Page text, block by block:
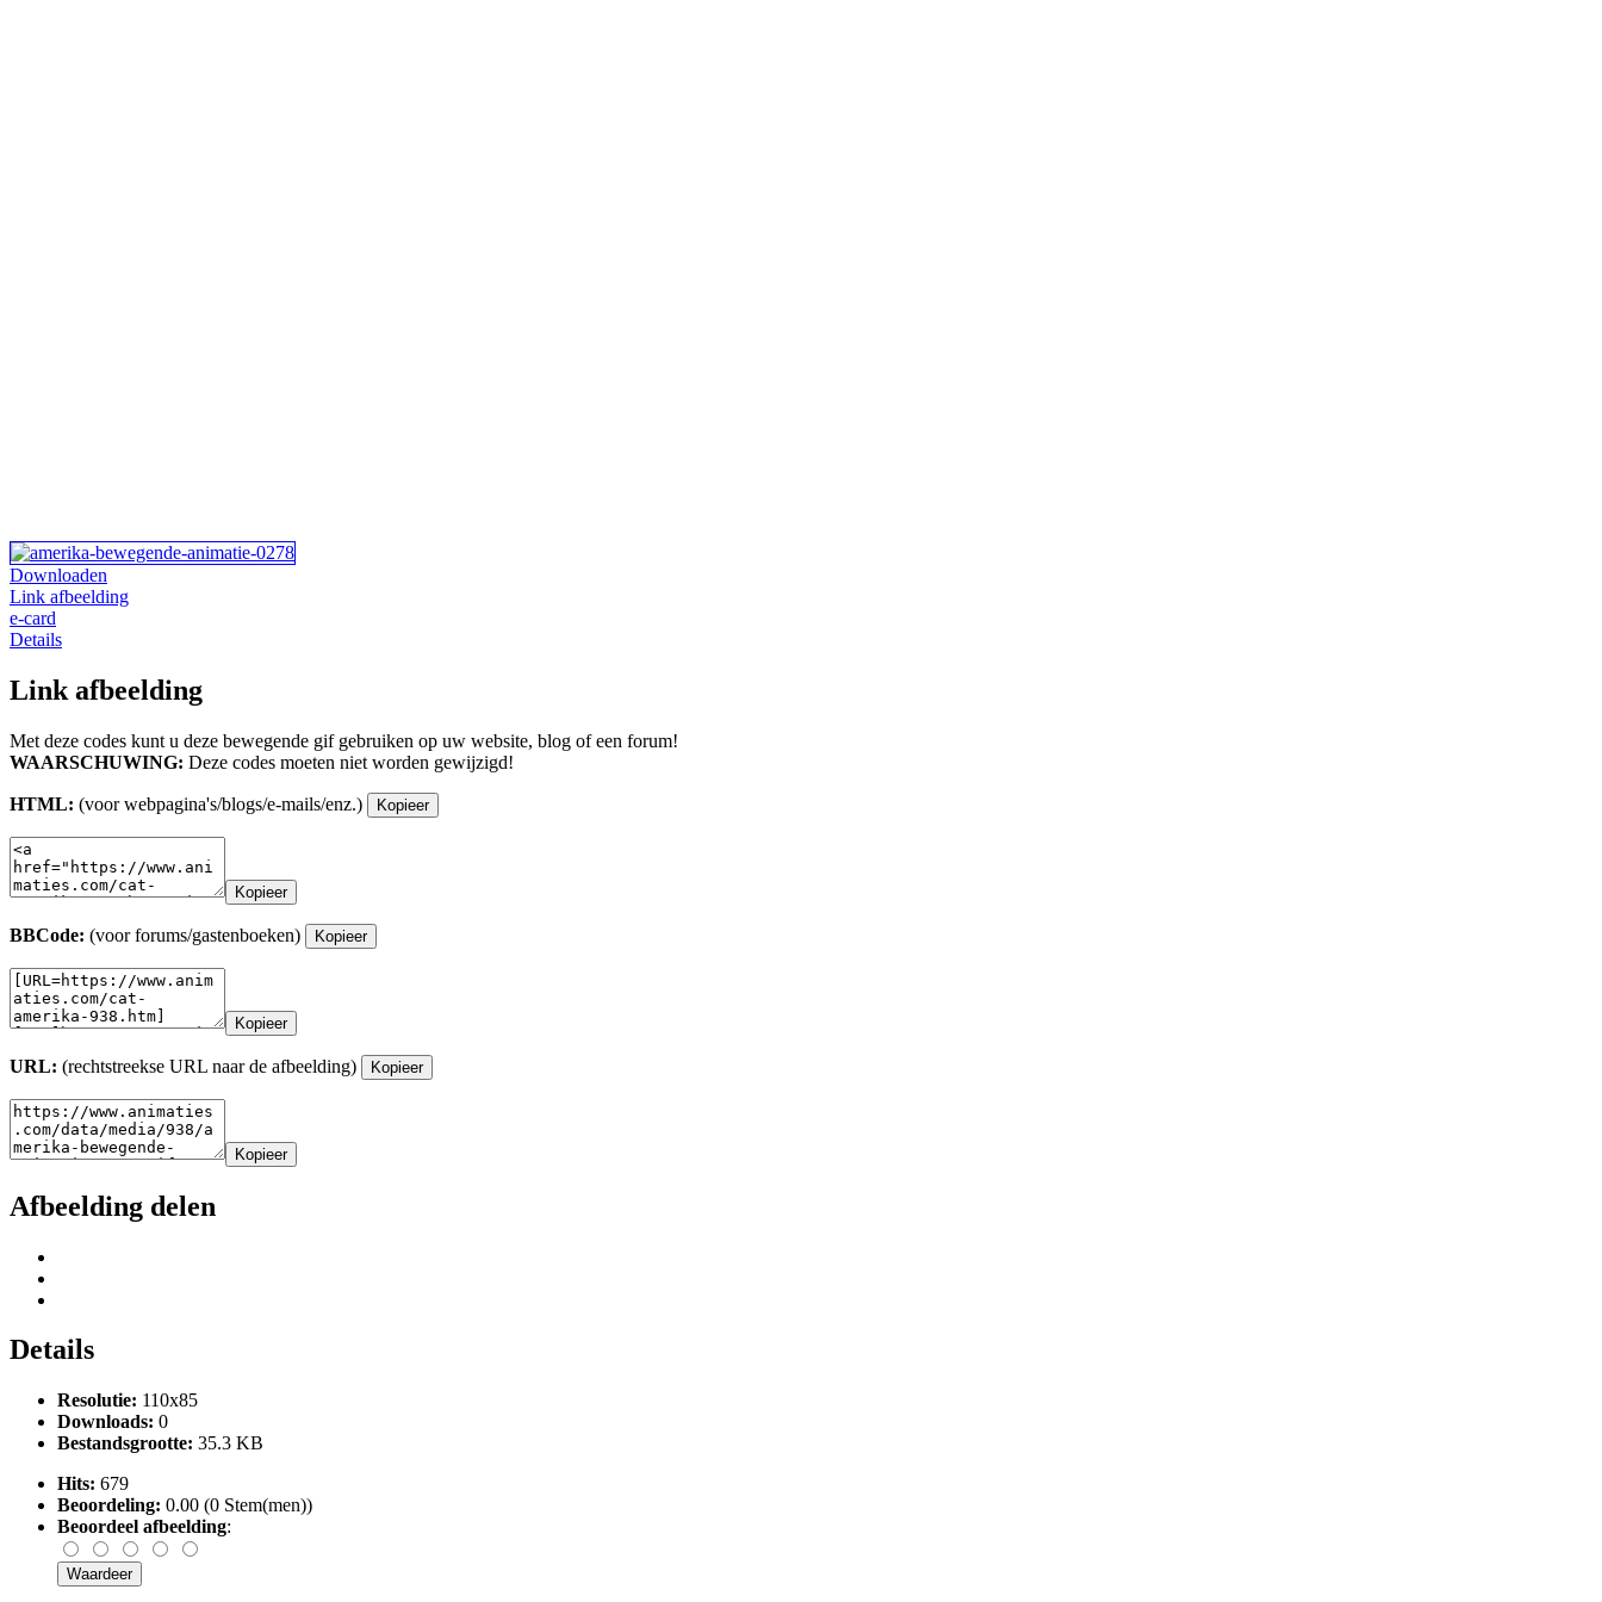
Downloaden
Link afbeelding
e-card
Details
Link afbeelding
Met deze codes kunt u deze bewegende gif gebruiken op uw website, blog of een forum!
WAARSCHUWING: Deze codes moeten niet worden gewijzigd!
HTML: (voor webpagina's/blogs/e-mails/enz.) Kopieer
Kopieer
BBCode: (voor forums/gastenboeken) Kopieer
Kopieer
URL: (rechtstreekse URL naar de afbeelding) Kopieer
Kopieer
Afbeelding delen
Details
Resolutie: 110x85
Downloads: 0
Bestandsgrootte: 35.3 KB
Hits: 679
Beoordeling: 0.00 (0 Stem(men))
Beoordeel afbeelding: